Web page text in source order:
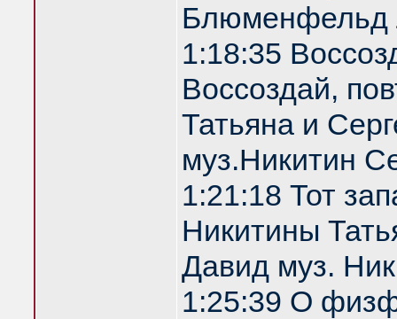
Блюменфельд
1:18:35
Воссоздай,
Татьяна и
муз.Никитин
1:21:18 Тот
Никитины
Давид муз.
1:25:39 О